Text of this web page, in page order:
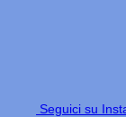
Seguici su